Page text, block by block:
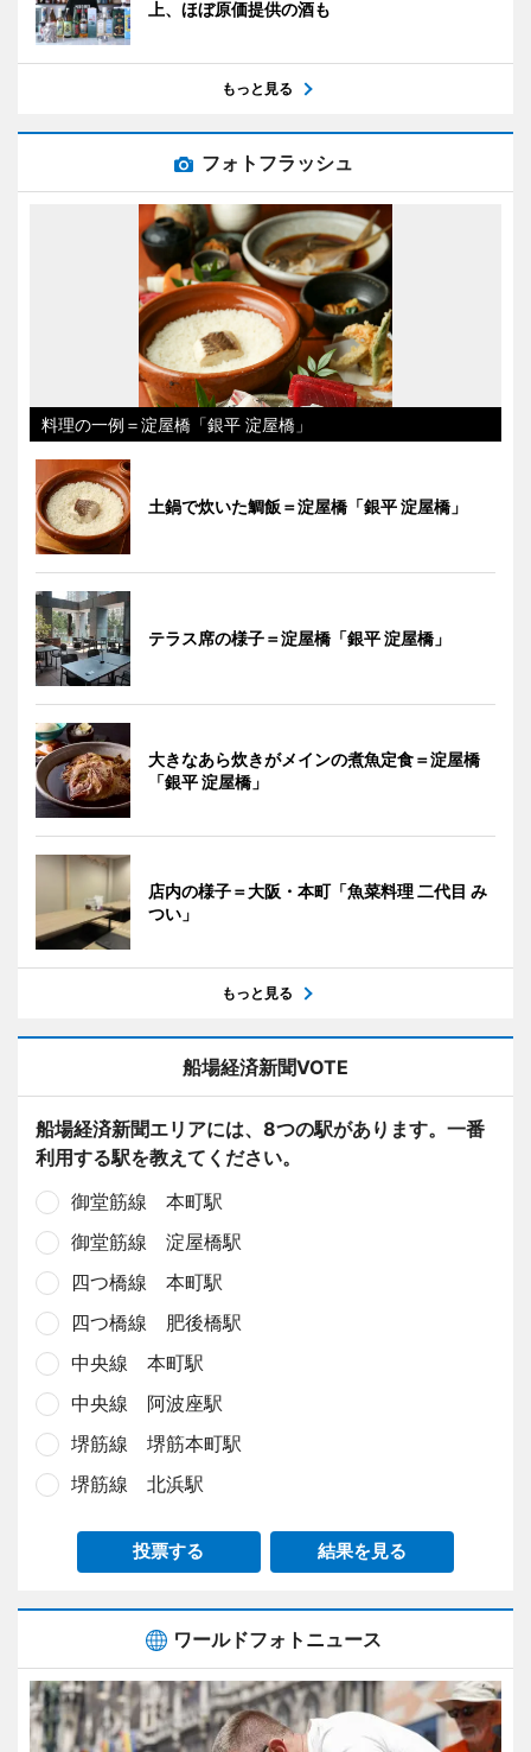
上、ほぼ原価提供の酒も
もっと見る
フォトフラッシュ
料理の一例＝淀屋橋「銀平 淀屋橋」
土鍋で炊いた鯛飯＝淀屋橋「銀平 淀屋橋」
テラス席の様子＝淀屋橋「銀平 淀屋橋」
大きなあら炊きがメインの煮魚定食＝淀屋橋
「銀平 淀屋橋」
店内の様子＝大阪・本町「魚菜料理 二代目 み
つい」
もっと見る
船場経済新聞VOTE
船場経済新聞エリアには、8つの駅があります。一番
利用する駅を教えてください。
御堂筋線 本町駅
御堂筋線 淀屋橋駅
四つ橋線 本町駅
四つ橋線 肥後橋駅
中央線 本町駅
中央線 阿波座駅
堺筋線 堺筋本町駅
堺筋線 北浜駅
投票する 結果を見る
ワールドフォトニュース